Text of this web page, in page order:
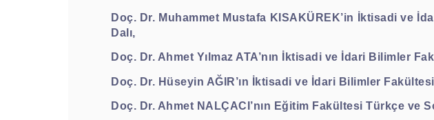
Doç. Dr. Muhammet Mustafa KISAKÜREK’in
İktisadi ve
Dalı,
Doç. Dr. Ahmet Yılmaz ATA’nın İktisadi ve İdari Bilimler
Doç. Dr. Hüseyin AĞIR’ın İktisadi ve İdari Bilimler
Doç. Dr. Ahmet NALÇACI ’nın Eğitim Fakültesi Türkçe ve